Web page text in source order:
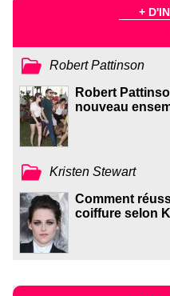
+
Robert Pattinson
Robert
nouveau
Kristen Stewart
Comment
coiffure selon